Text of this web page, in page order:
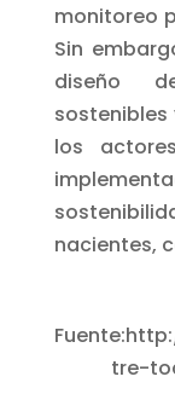
monitoreo
Sin
diseño
los
nacientes,
tre-